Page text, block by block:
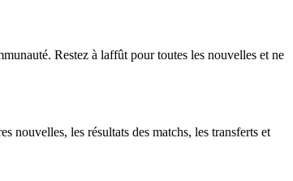
Restez à laffût pour toutes les nouvelles et ne
les résultats des matchs, les transferts et